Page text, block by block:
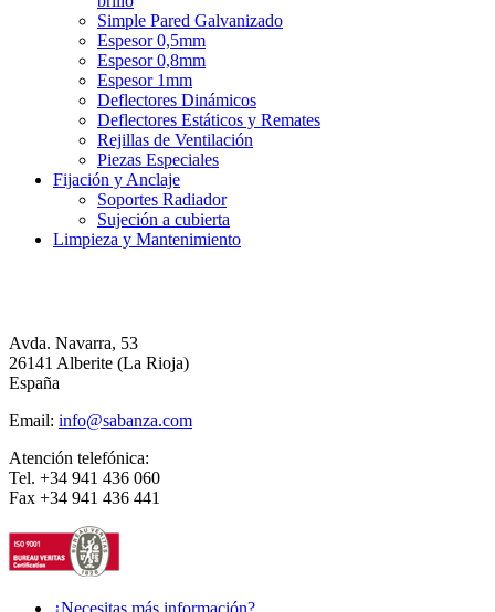
Simple Pared Galvanizado
Espesor 0,5mm
Espesor 0,8mm
Espesor 1mm
Deflectores Dinámicos
Deflectores Estáticos y Remates
Rejillas de Ventilación
Piezas Especiales
Fijación y Anclaje
Soportes Radiador
Sujeción a cubierta
Limpieza y Mantenimiento
Avda. Navarra, 53
26141 Alberite (La Rioja)
España
Email: info@sabanza.com
Atención telefónica:
Tel. +34 941 436 060
Fax +34 941 436 441
¿Necesitas más información?